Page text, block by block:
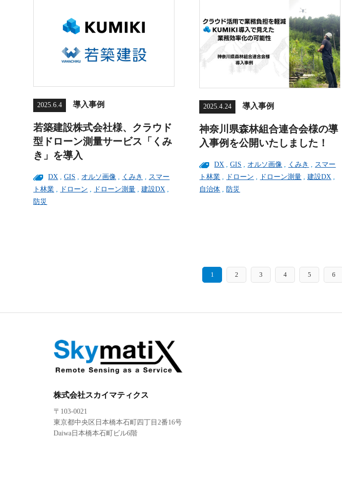
2025.6.4 導入事例
若築建設株式会社様、クラウド
型ドローン測量サービス「くみ
き」を導入
DX ,GIS , オルソ画像 , くみき , スマー
ト林業 , ドローン , ドローン測量 ,建設DX ,
防災
2025.4.24 導入事例
神奈川県森林組合連合会様の導
入事例を公開いたしました！
DX ,GIS , オルソ画像 , くみき , スマー
ト林業 , ドローン , ドローン測量 ,建設DX ,
自治体 , 防災
1 2 3 4 5 6
株式会社スカイマティクス
〒103-0021
東京都中央区日本橋本石町四丁目2番16号
Daiwa日本橋本石町ビル6階